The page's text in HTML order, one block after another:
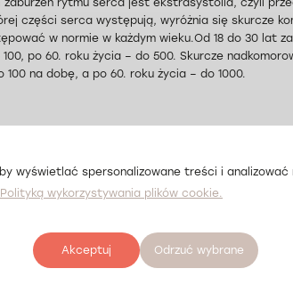
rytmu serca jest ekstrasystolia, czyli
części serca występują, wyróżnia się skurcze
w normie w każdym wieku.Od 18 do 30 lat
po 60. roku życia – do 500. Skurcze
100 na dobę, a po 60. roku życia – do 1000.
Od pewnego czasu odczuwam ból serca
mnie to, ponieważ jestem zawodowym
dla mnie bezpieczne. Co jest lepsze: USG czy
wyświetlać spersonalizowane treści i
Polityką wykorzystywania plików cookie.
Akceptuj Odrzuć wybrane